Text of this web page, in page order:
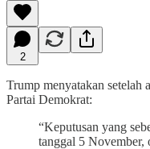
2
Trump menyatakan setelah
Partai Demokrat:
“Keputusan yang
tanggal 5 November,